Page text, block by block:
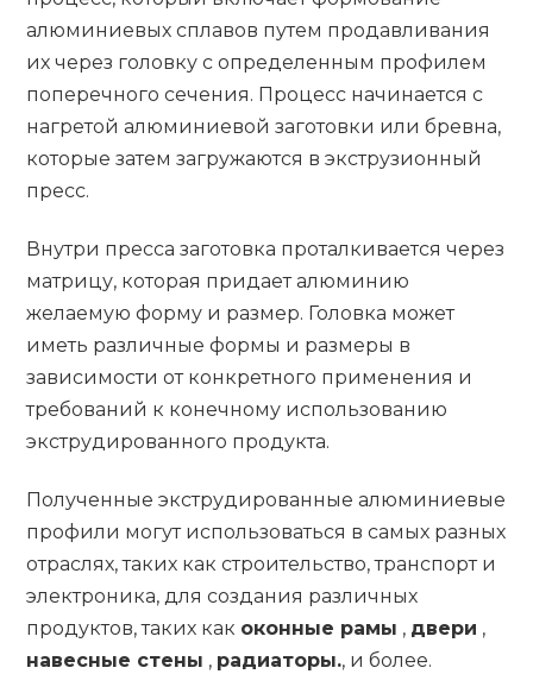
алюминиевых сплавов путем продавливания
их через головку с определенным профилем
поперечного сечения. Процесс начинается с
нагретой алюминиевой заготовки или бревна,
которые затем загружаются в экструзионный
пресс.
Внутри пресса заготовка проталкивается через
матрицу, которая придает алюминию
желаемую форму и размер. Головка может
иметь различные формы и размеры в
зависимости от конкретного применения и
требований к конечному использованию
экструдированного продукта.
Полученные экструдированные алюминиевые
профили могут использоваться в самых разных
отраслях, таких как строительство, транспорт и
электроника, для создания различных
продуктов, таких как оконные рамы , двери ,
навесные стены , радиаторы., и более.